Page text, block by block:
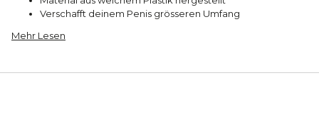
Verschafft deinem Penis grösseren Umfang
Mehr Lesen